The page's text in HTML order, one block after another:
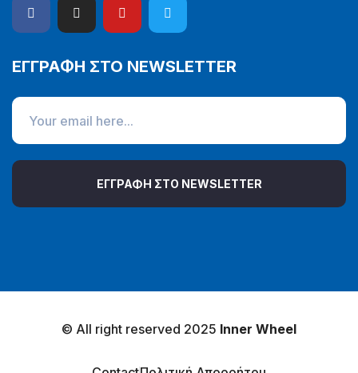
ΕΓΓΡΑΦΗ ΣΤΟ NEWSLETTER
ΕΓΓΡΑΦΗ ΣΤΟ NEWSLETTER
© All right reserved 2025 Inner Wheel